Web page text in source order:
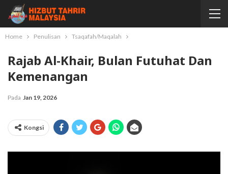
Home Penulisan Tsaqafah/Maqalah
Rajab Al-Khair, Bulan Futuhat Dan
Kemenangan
Pada Jan 19, 2026
Kongsi